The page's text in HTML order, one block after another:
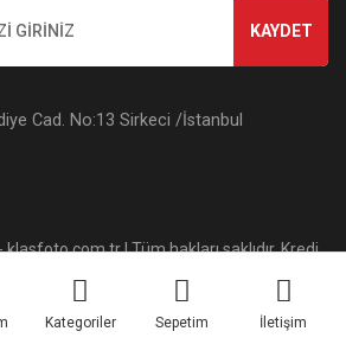
Kategoriler Sepetim İletişim
KAYDET
Cad. No:13 Sirkeci /İstanbul
klasfoto.com.tr | Tüm hakları saklıdır. Kredi